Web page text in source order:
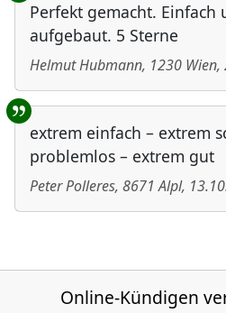
Perfekt gemacht. Einfach
aufgebaut. 5 Sterne
Helmut Hubmann, 1230 Wien,
extrem einfach – extrem
problemlos – extrem gut
Peter Polleres, 8671 Alpl,
Online-Kündigen